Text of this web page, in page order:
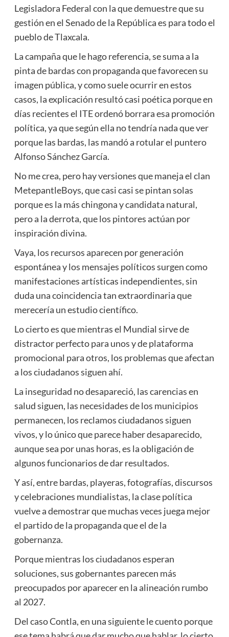
Legisladora Federal con la que demuestre que su
gestión en el Senado de la República es para todo el
pueblo de Tlaxcala.
La campaña que le hago referencia, se suma a la
pinta de bardas con propaganda que favorecen su
imagen pública, y como suele ocurrir en estos
casos, la explicación resultó casi poética porque en
días recientes el ITE ordenó borrara esa promoción
política, ya que según ella no tendría nada que ver
porque las bardas, las mandó a rotular el puntero
Alfonso Sánchez García.
No me crea, pero hay versiones que maneja el clan
MetepantleBoys, que casi casi se pintan solas
porque es la más chingona y candidata natural,
pero a la derrota, que los pintores actúan por
inspiración divina.
Vaya, los recursos aparecen por generación
espontánea y los mensajes políticos surgen como
manifestaciones artísticas independientes, sin
duda una coincidencia tan extraordinaria que
merecería un estudio científico.
Lo cierto es que mientras el Mundial sirve de
distractor perfecto para unos y de plataforma
promocional para otros, los problemas que afectan
a los ciudadanos siguen ahí.
La inseguridad no desapareció, las carencias en
salud siguen, las necesidades de los municipios
permanecen, los reclamos ciudadanos siguen
vivos, y lo único que parece haber desaparecido,
aunque sea por unas horas, es la obligación de
algunos funcionarios de dar resultados.
Y así, entre bardas, playeras, fotografías, discursos
y celebraciones mundialistas, la clase política
vuelve a demostrar que muchas veces juega mejor
el partido de la propaganda que el de la
gobernanza.
Porque mientras los ciudadanos esperan
soluciones, sus gobernantes parecen más
preocupados por aparecer en la alineación rumbo
al 2027.
Del caso Contla, en una siguiente le cuento porque